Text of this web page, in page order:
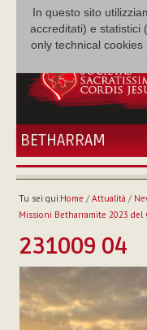
In questo sito
accreditati) e statistici
only technical
BETHARRAM
HOME
BÉTHARRAM
MISSIONE
MEDIATECA
P. AUGUSTO
Tu sei qui:Home / Attualità /
Missioni Betharramite 2023 del
231009 04